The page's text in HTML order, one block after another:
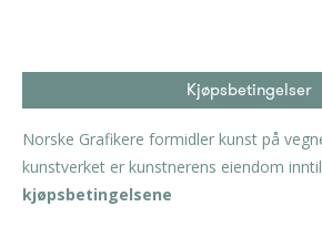
Kjøpsbetingelser
Norske Grafikere formidler kunst på
kunstverket er kunstnerens eiendom
kjøpsbetingelsene